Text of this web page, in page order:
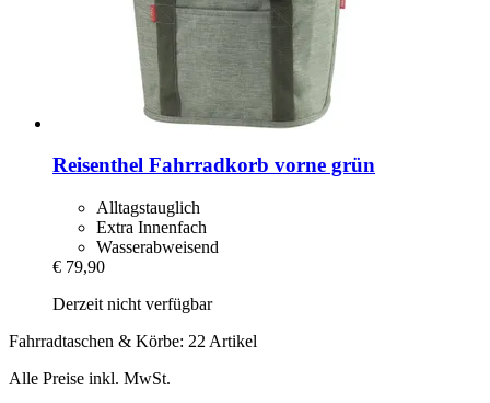
Reisenthel Fahrradkorb vorne grün
Alltagstauglich
Extra Innenfach
Wasserabweisend
€ 79,90
Derzeit nicht verfügbar
Fahrradtaschen & Körbe: 22 Artikel
Alle Preise inkl. MwSt.